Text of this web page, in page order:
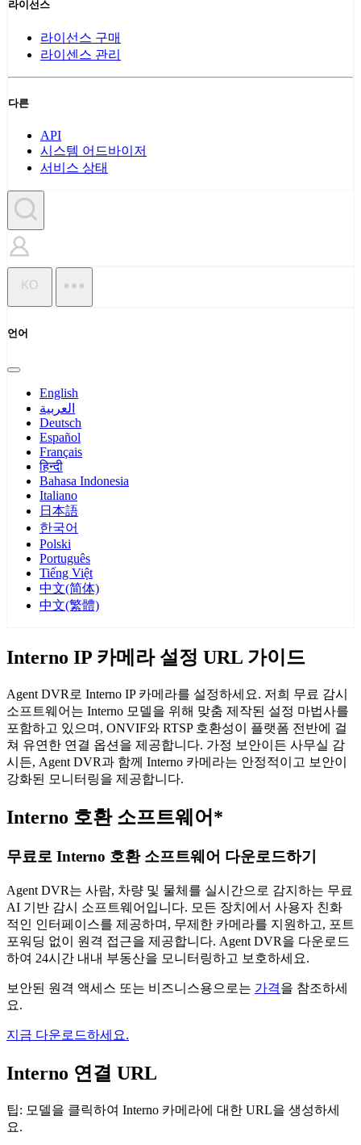
라이선스
라이선스 구매
라이센스 관리
다른
API
시스템 어드바이저
서비스 상태
KO
언어
English
العربية
Deutsch
Español
Français
हिन्दी
Bahasa Indonesia
Italiano
日本語
한국어
Polski
Português
Tiếng Việt
中文(简体)
中文(繁體)
Interno IP 카메라 설정 URL 가이드
Agent DVR로 Interno IP 카메라를 설정하세요. 저희 무료 감시
소프트웨어는 Interno 모델을 위해 맞춤 제작된 설정 마법사를
포함하고 있으며, ONVIF와 RTSP 호환성이 플랫폼 전반에 걸
쳐 유연한 연결 옵션을 제공합니다. 가정 보안이든 사무실 감
시든, Agent DVR과 함께 Interno 카메라는 안정적이고 보안이
강화된 모니터링을 제공합니다.
Interno 호환 소프트웨어*
무료로 Interno 호환 소프트웨어 다운로드하기
Agent DVR는 사람, 차량 및 물체를 실시간으로 감지하는 무료
AI 기반 감시 소프트웨어입니다. 모든 장치에서 사용자 친화
적인 인터페이스를 제공하며, 무제한 카메라를 지원하고, 포트
포워딩 없이 원격 접근을 제공합니다. Agent DVR을 다운로드
하여 24시간 내내 부동산을 모니터링하고 보호하세요.
보안된 원격 액세스 또는 비즈니스용으로는 가격을 참조하세
요.
지금 다운로드하세요.
Interno 연결 URL
팁: 모델을 클릭하여 Interno 카메라에 대한 URL을 생성하세
요.